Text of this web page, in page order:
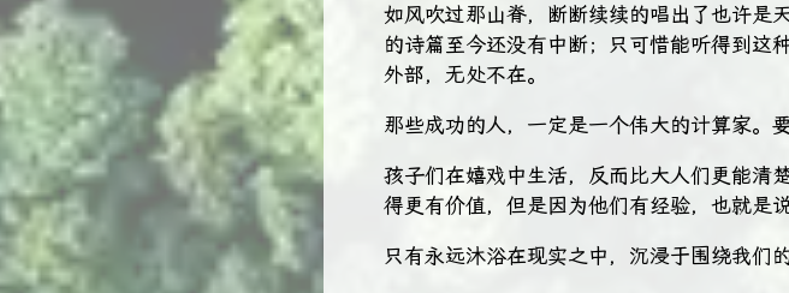
如风吹过那山脊，断断续续的唱出了也许是
的诗篇至今还没有中断；只可惜能听得到这
外部，无处不在。
那些成功的人，一定是一个伟大的计算家。
孩子们在嬉戏中生活，反而比大人们更能清
得更有价值，但是因为他们有经验，也就是
只有永远沐浴在现实之中，沉浸于围绕我们